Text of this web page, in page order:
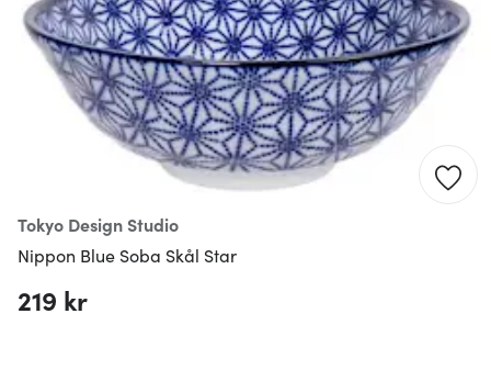
Tokyo Design Studio
Nippon Blue Soba Skål Star
219 kr